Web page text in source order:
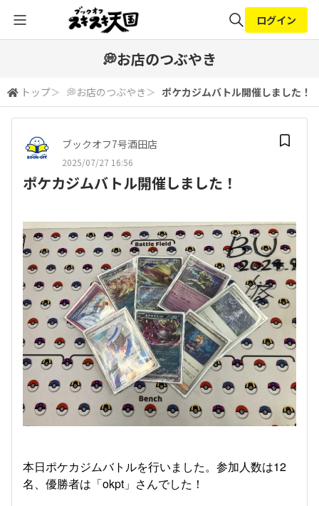
検索
ログイン
💭お店のつぶやき
トップ＞ 💭お店のつぶやき ＞ ポケカジムバトル開催しました！
ブックオフ7号酒田店
2025/07/27 16:56
ポケカジムバトル開催しました！
本日ポケカジムバトルを行いました。参加人数は12
名、優勝者は「okpt」さんでした！